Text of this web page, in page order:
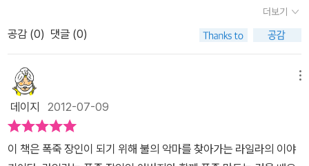
다. 어린 소녀지만, 폭죽 장인이 되고 싶다는 의지 하나로 혼자서 라즈
마니 동굴을 찾았던 라일라는 정말 대단하다.동굴을 찾아가는 길이
너무 고되고 힘이 들어 포기할만도 하지만, 끝까지 도전하는 정신을
본받을 만하다.아빠의 목숨을 살리기 위해 밥까지 굶어가며 최선을
다하는 모습과 자신이 봤던 라즈마니 동굴을 그대로 재현한 아이디어
에서 진정한 장인의 모습을 보여주는 것이 아닐까 싶다. 진정한 폭죽
장인이 되고 싶어도 붉은 악마를 찾아간다는 것이 쉽지 않았을텐데
말이다.
지 선물을 구하려고 하는데요 그 라일라의 용감함에 또 의리있는 친
구들까지 함께해서라일라는 폭죽장인이 되는 것을 이루기 위해 모험
요아이들의 용감함에 또 책을 읽으면서 단계별로 나오는 위험에서 생
기는 지혜로움에박수를 보냅니다. 아이들이 이런 책을 읽고 나와 다
르지만 왠지 나도 저렇게 되고 싶다는생각을 하고 꿈을 꾼다면 그 보
다 더 좋은 일은 없다고 생각합니다. 불의 악마를 찾아간 용감한 라일
라..그런 라일라처럼 우리 아이들도 세상을 헤쳐 나가는 지혜와 용기
를 얻게 되는 기회가 되었길 바래봅니다.
리 햄릿이 양념처럼 등장해호기심을 끌긴 하지만 기대에는 미치지 못
한 아쉬움이 남는다. 이라와디강이 나오는 걸로 봐선 미얀마를 배경
으로 하는 듯한데얼마전 읽은 '칠기공주'와 배경이 같아서 미얀마의
풍속을 다시 한 번느끼며 읽을 수 있었다는 점은 좋았다.
더보기
공감 (0) 댓글 (0)
데이지 2012-07-09
이 책은 폭죽 장인이 되기 위해 불의 악마를 찾아가는 라일라의 이야